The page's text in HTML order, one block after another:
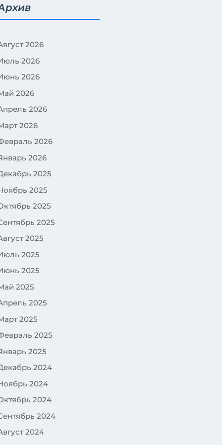
2026
2026
2026
2026
2026
2026
2026
2026
2025
2025
2025
2025
2025
2025
2025
2025
2025
2025
2025
2025
2024
2024
2024
2024
2024